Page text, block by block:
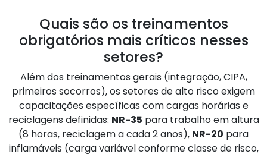
Quais são os treinamentos
obrigatórios mais críticos nesses
setores?
Além dos treinamentos gerais (integração, CIPA,
primeiros socorros), os setores de alto risco exigem
capacitações específicas com cargas horárias e
reciclagens definidas: NR-35 para trabalho em altura
(8 horas, reciclagem a cada 2 anos), NR-20 para
inflamáveis (carga variável conforme classe de risco,